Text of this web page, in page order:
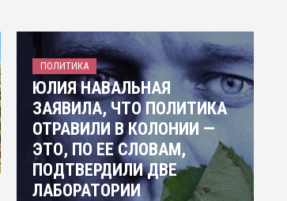
ПОЛИТИКА
ЮЛИЯ НАВАЛЬНАЯ
ЗАЯВИЛА, ЧТО ПОЛИТИКА
ОТРАВИЛИ В КОЛОНИИ —
ЭТО, ПО ЕЕ СЛОВАМ,
ПОДТВЕРДИЛИ ДВЕ
ЛАБОРАТОРИИ